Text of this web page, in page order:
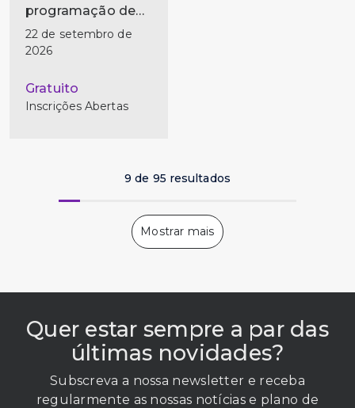
programação de
microcontroladores
22 de setembro de
2026
Gratuito
Inscrições Abertas
9 de 95 resultados
Quer estar sempre a par das
últimas novidades?
Subscreva a nossa newsletter e receba
regularmente as nossas notícias e plano de